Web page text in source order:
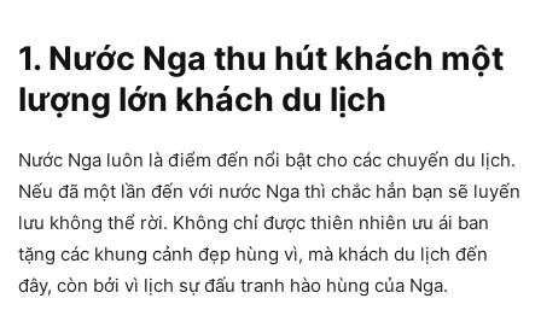
1. Nước Nga thu hút khách một
lượng lớn khách du lịch
Nước Nga luôn là điểm đến nổi bật cho các chuyến du lịch.
Nếu đã một lần đến với nước Nga thì chắc hẳn bạn sẽ luyến
lưu không thể rời. Không chỉ được thiên nhiên ưu ái ban
tặng các khung cảnh đẹp hùng vì, mà khách du lịch đến
đây, còn bởi vì lịch sự đấu tranh hào hùng của Nga.